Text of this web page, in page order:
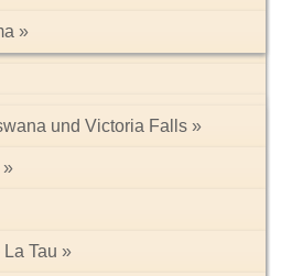
und Victoria Falls
Tau